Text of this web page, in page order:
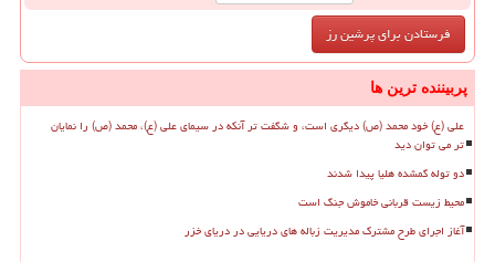
پربیننده ترین ها
علی (ع) خود محمد (ص) دیگری است، و شگفت تر آنکه در سیمای علی (ع)، محمد (ص) را نمایان
تر می توان دید
دو توله گمشده هلیا پیدا شدند
محیط زیست قربانی خاموش جنگ است
آغاز اجرای طرح مشترک مدیریت زباله های دریایی در دریای خزر